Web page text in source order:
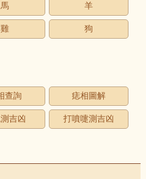
馬 羊
雞 狗
查詢 痣相圖解
吉凶 打噴嚏測吉凶